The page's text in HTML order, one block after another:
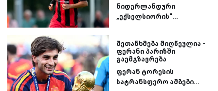
ნიდერლანდური
„ექსელსიორის“...
შეთანხმება მიღწეულია -
ფერანი პარიზში
გაემგზავრება
ფერან ტორესის
სატრანსფერო ამბები...